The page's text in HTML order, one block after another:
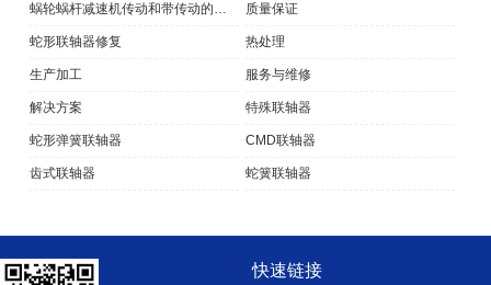
蜗轮蜗杆减速机传动和带传动的的特点和区别 质量保证
蛇形联轴器修复 热处理
生产加工 服务与维修
解决方案 特殊联轴器
蛇形弹簧联轴器 CMD联轴器
齿式联轴器 蛇簧联轴器
快速链接